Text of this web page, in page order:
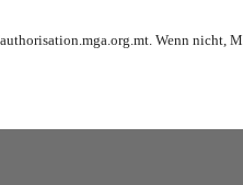
Wenn nicht,